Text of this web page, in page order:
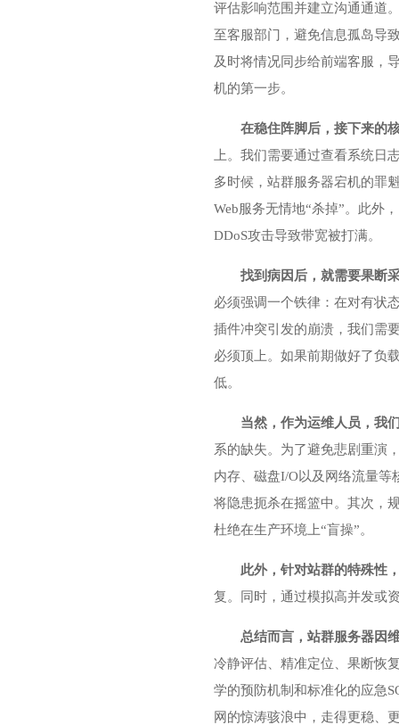
评估影响范围并建立沟通通道
至客服部门，避免信息孤岛导
及时将情况同步给前端客服，
机的第一步。
在稳住阵脚后，接下来的
上。我们需要通过查看系统日
多时候， 站群服务器宕机的罪
Web服务无情地“杀掉”。此外
DDoS攻击导致带宽被打满。
找到病因后，就需要果断
必须强调一个铁律：在对有状
插件冲突引发的崩溃，我们需
必须顶上。如果前期做好了负
低。
当然，作为运维人员，我
系的缺失。为了避免悲剧重演
内存、磁盘I/O以及网络流量等
将隐患扼杀在摇篮中。其次，
杜绝在生产环境上“盲操”。
此外，针对站群的特殊性
复。同时，通过模拟高并发或
总结而言，站群服务器因
冷静评估、精准定位、果断恢
学的预防机制和标准化的应急
网的惊涛骇浪中，走得更稳、